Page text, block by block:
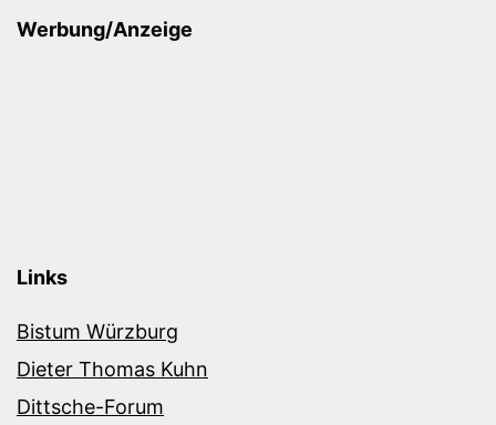
Werbung/Anzeige
Links
Bistum Würzburg
Dieter Thomas Kuhn
Dittsche-Forum